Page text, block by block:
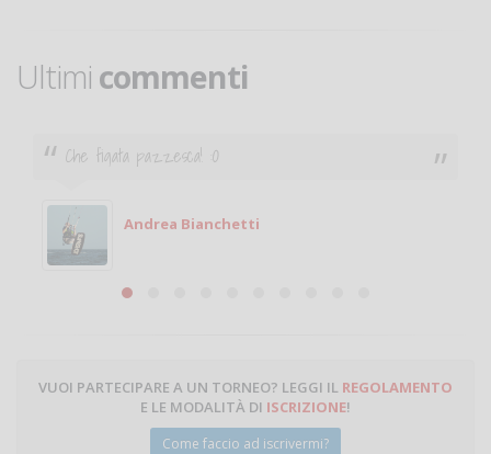
Ultimi commenti
Ciao. Sono a Treviglio da poco e vorrei tornare a
giocare. Se sei in zona e puoi giocare fammi sapere.
Michele
VUOI PARTECIPARE A UN TORNEO? LEGGI IL REGOLAMENTO
E LE MODALITÀ DI ISCRIZIONE!
Come faccio ad iscrivermi?